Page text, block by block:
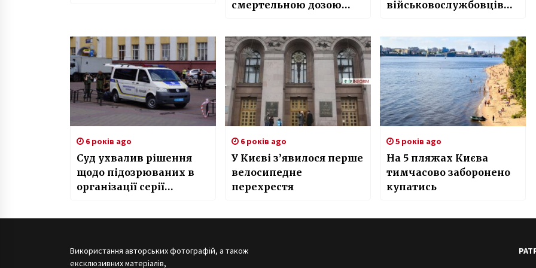
смертельною дозою
військовослужбовців
6 років ago
Суд ухвалив рішення
щодо підозрюваних в
організації серії
6 років ago
У Києві з’явилося перше
велосипедне
перехрестя
5 років ago
На 5 пляжах Києва
тимчасово заборонено
купатись
Використання авторських фотографій, а також
ексклюзивних матеріалів,